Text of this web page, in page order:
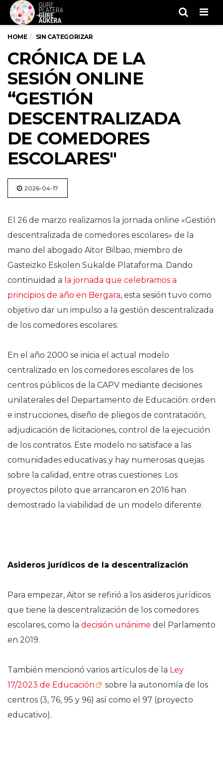
HOME SIN CATEGORIZAR
CRÓNICA DE LA
SESIÓN ONLINE
“GESTIÓN
DESCENTRALIZADA
DE COMEDORES
ESCOLARES"
2026-04-17
El 26 de marzo realizamos la jornada online «Gestión
descentralizada de comedores escolares» de la
mano del abogado Aitor Bilbao, miembro de
Gasteizko Eskolen Sukalde Plataforma. Dando
continuidad a la jornada que celebramos a
principios de año en Bergara, esta sesión tuvo como
objetivo dar un impulso a la gestión descentralizada
de los comedores escolares.
En el año 2000 se inicia el actual modelo
centralizado en los comedores escolares de los
centros públicos de la CAPV mediante decisiones
unilaterales del Departamento de Educación: orden
e instrucciones, diseño de pliegos de contratación,
adjudicación de licitaciones, control de la ejecución
de los contratos. Este modelo no satisface a las
comunidades educativas y hay numerosas quejas
sobre la calidad, entre otras cuestiones. Los
proyectos piloto que arrancaron en 2016 han
demostrado la viabilidad de un modelo diferente.
Asideros jurídicos de la descentralización
Para empezar, Aitor se refirió a los asideros jurídicos
que tiene la descentralización de los comedores
escolares, como la decisión unánime del Parlamento
en 2019.
También mencionó varios artículos de la Ley
17/2023 de Educación
sobre la autonomía de los
centros (3, 76, 95 y 96) así como el 97 (proyecto
educativo).